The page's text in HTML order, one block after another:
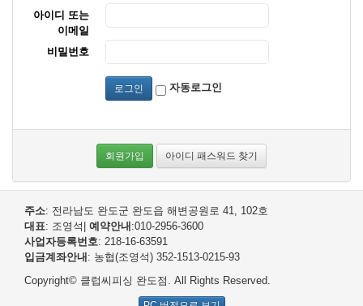
아이디 또는
이메일
비밀번호
로그인 자동로그인
회원가입 아이디 패스워드 찾기
주소: 전라남도 완도군 완도읍 해변공원로 41, 102호
대표: 조영석 예약안내 :010-2956-3600
사업자등록번호: 218-16-63591
입금계좌안내 : 농협(조영석) 352-1513-0215-93
Copyright© 클럽씨피싱 완도점. All Rights Reserved.